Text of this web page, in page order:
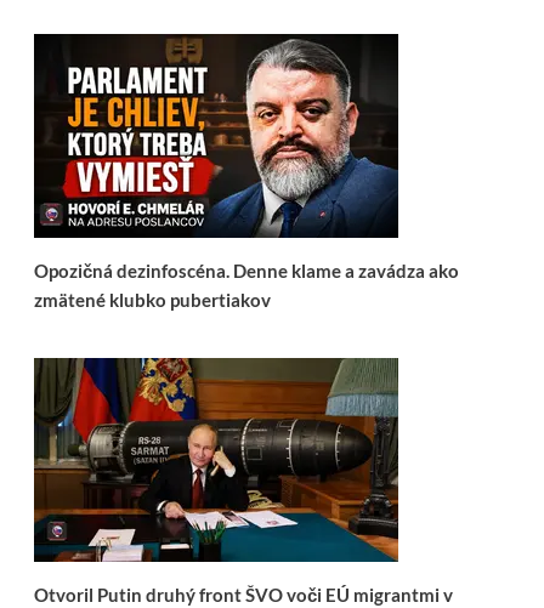
Opozičná dezinfoscéna. Denne klame a zavádza ako
zmätené klubko pubertiakov
Otvoril Putin druhý front ŠVO voči EÚ migrantmi v